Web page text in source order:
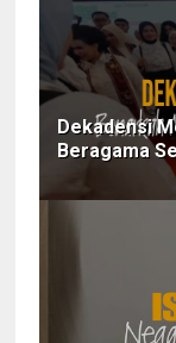
Dekadensi
Beragama